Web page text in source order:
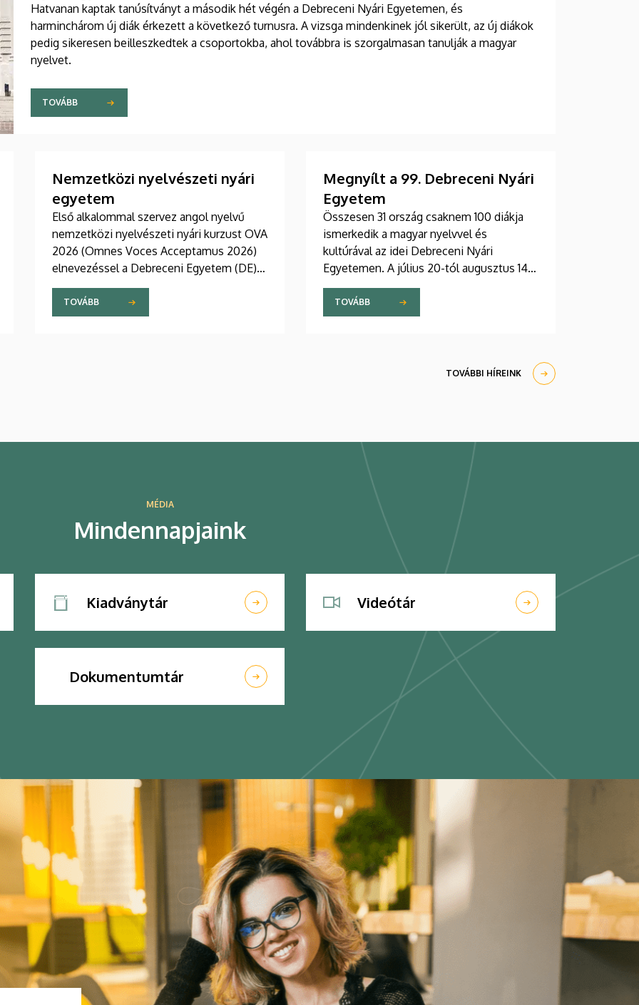
Hatvanan kaptak tanúsítványt a második hét végén a Debreceni Nyári Egyetemen, és
harminchárom új diák érkezett a következő turnusra. A vizsga mindenkinek jól sikerült, az új diákok
pedig sikeresen beilleszkedtek a csoportokba, ahol továbbra is szorgalmasan tanulják a magyar
nyelvet.
TOVÁBB
Nemzetközi nyelvészeti nyári
egyetem
Első alkalommal szervez angol nyelvű
nemzetközi nyelvészeti nyári kurzust OVA
2026 (Omnes Voces Acceptamus 2026)
elnevezéssel a Debreceni Egyetem (DE)
Bölcsészettudományi Kar (BTK) Angol-
Amerikai Intézet Angol Nyelvészeti
Tanszéke. A 2026. július 27 - augusztus 7.
TOVÁBB
Megnyílt a 99. Debreceni Nyári
Egyetem
Összesen 31 ország csaknem 100 diákja
ismerkedik a magyar nyelvvel és
kultúrával az idei Debreceni Nyári
Egyetemen. A július 20-tól augusztus 14-
ig tartó tanfolyam legfiatalabb hallgatója
15, míg a legidősebb 80 éves. Az Egyetemi
Templomban tartott hétfői ünnepélyes
TOVÁBB
TOVÁBBI HÍREINK
MÉDIA
Mindennapjaink
Kiadványtár Videótár
Dokumentumtár